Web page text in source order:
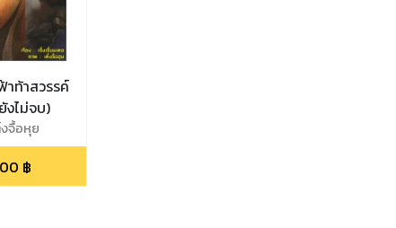
ท้าสวรรค์
งไม่จบ)
จื้อหุย
฿